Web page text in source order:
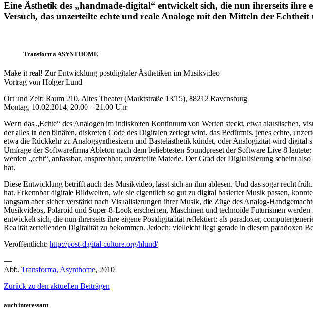
Eine Ästhetik des „handmade-digital“ entwickelt sich, die nun ihrerseits
Versuch, das unzerteilte echte und reale Analoge mit den Mitteln der
Transforma ASYNTHOME
Make it real! Zur Entwicklung postdigitaler Ästhetiken im Musikvideo
Vortrag von Holger Lund
Ort und Zeit: Raum 210, Altes Theater (Marktstraße 13/15), 88212 Ravensburg
Montag, 10.02.2014, 20.00 – 21.00 Uhr
Wenn das „Echte“ des Analogen im indiskreten Kontinuum von Werten steckt, etwa akustischen,
der alles in den binären, diskreten Code des Digitalen zerlegt wird, das Bedürfnis, jenes echte,
etwa die Rückkehr zu Analogsynthesizern und Bastelästhetik kündet, oder Analogizität wird
Umfrage der Softwarefirma Ableton nach dem beliebtesten Soundpreset der Software Live 8
werden „echt“, anfassbar, ansprechbar, unzerteilte Materie. Der Grad der Digitalisierung scheint
hat.
Diese Entwicklung betrifft auch das Musikvideo, lässt sich an ihm ablesen. Und das sogar recht
hat. Erkennbar digitale Bildwelten, wie sie eigentlich so gut zu digital basierter Musik passen,
langsam aber sicher verstärkt nach Visualisierungen ihrer Musik, die Züge des Analog-
Musikvideos, Polaroid und Super-8-Look erscheinen, Maschinen und technoide Futurismen
entwickelt sich, die nun ihrerseits ihre eigene Postdigitalität reflektiert: als paradoxer,
Realität zerteilenden Digitalität zu bekommen. Jedoch: vielleicht liegt gerade in diesem paradoxen
Veröffentlicht: http://post-digital-culture.org/hlund/
—
Abb. Transforma, Asynthome, 2010
Zurück zu den aktuellen Beiträgen
auch interessant